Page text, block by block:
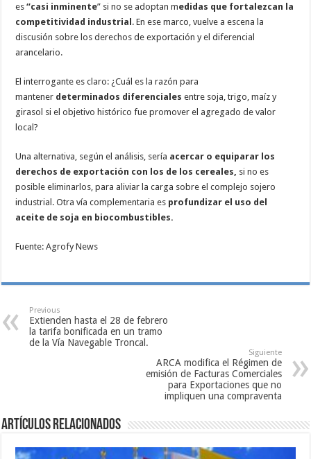
es “casi inminente” si no se adoptan medidas que fortalezcan la
competitividad industrial . En ese marco, vuelve a escena la
discusión sobre los derechos de exportación y el diferencial
arancelario.
El interrogante es claro: ¿Cuál es la razón para
mantener determinados diferenciales entre soja, trigo, maíz y
girasol si el objetivo histórico fue promover el agregado de valor
local?
Una alternativa, según el análisis, sería acercar o equiparar los
derechos de exportación con los de los cereales, si no es
posible eliminarlos, para aliviar la carga sobre el complejo sojero
industrial. Otra vía complementaria es profundizar el uso del
aceite de soja en biocombustibles.
Fuente: Agrofy News
Previous
Extienden hasta el 28 de febrero
la tarifa bonificada en un tramo
de la Vía Navegable Troncal.
Siguiente
ARCA modifica el Régimen de
emisión de Facturas Comerciales
para Exportaciones que no
impliquen una compraventa
Artículos relacionados